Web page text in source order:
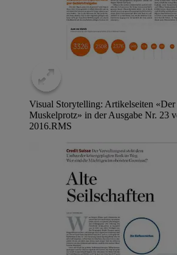
Visual Storytelling: Artikelseiten «Der
Muskelprotz» in der Ausgabe Nr. 23
2016.RMS